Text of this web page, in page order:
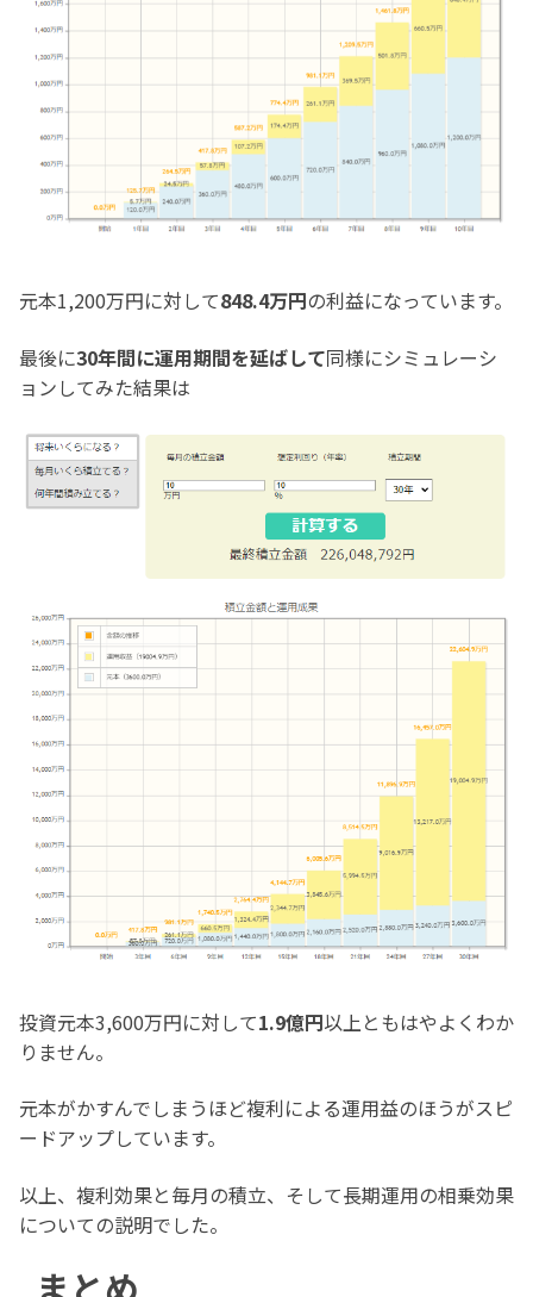
元本1,200万円に対して848.4万円の利益になっています。
最後に30年間に運用期間を延ばして同様にシミュレーシ
ョンしてみた結果は
投資元本3,600万円に対して1.9億円以上ともはやよくわか
りません。
元本がかすんでしまうほど複利による運用益のほうがスピ
ードアップしています。
以上、複利効果と毎月の積立、そして長期運用の相乗効果
についての説明でした。
まとめ